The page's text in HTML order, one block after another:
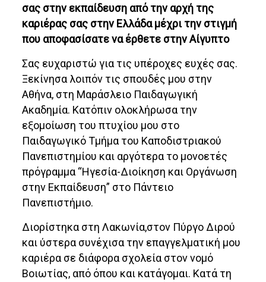
σας στην εκπαίδευση από την αρχή της
καριέρας σας στην Ελλάδα μέχρι την στιγμή
που αποφασίσατε να έρθετε στην Αίγυπτο
Σας ευχαριστώ για τις υπέροχες ευχές σας.
Ξεκίνησα λοιπόν τις σπουδές μου στην
Αθήνα, στη Μαράσλειο Παιδαγωγική
Ακαδημία. Κατόπιν ολοκλήρωσα την
εξομοίωση του πτυχίου μου στο
Παιδαγωγικό Τμήμα του Καποδιστριακού
Πανεπιστημίου και αργότερα το μονοετές
πρόγραμμα “Ηγεσία-Διοίκηση και Οργάνωση
στην Εκπαίδευση” στο Πάντειο
Πανεπιστήμιο.
Διορίστηκα στη Λακωνία,στον Πύργο Διρού
και ύστερα συνέχισα την επαγγελματική μου
καριέρα σε διάφορα σχολεία στον νομό
Βοιωτίας, από όπου και κατάγομαι. Κατά τη